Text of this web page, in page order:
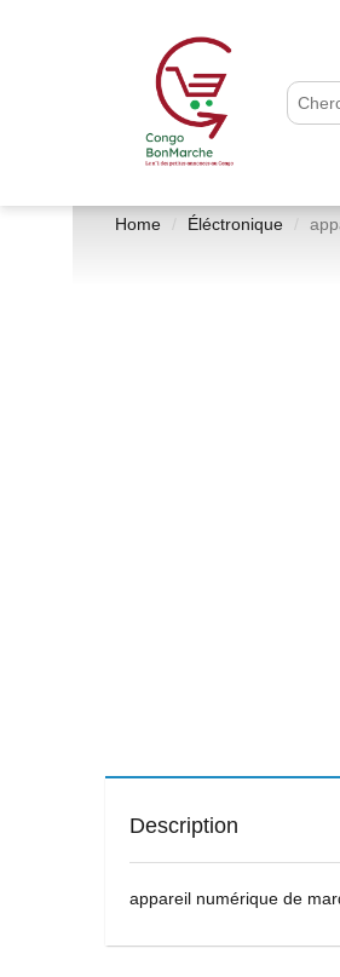
Home Éléctronique
Description
appareil numérique de